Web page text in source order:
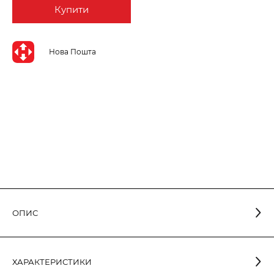
ОПИС
з
ХАРАКТЕРИСТИКИ
Купити
Нова Пошта